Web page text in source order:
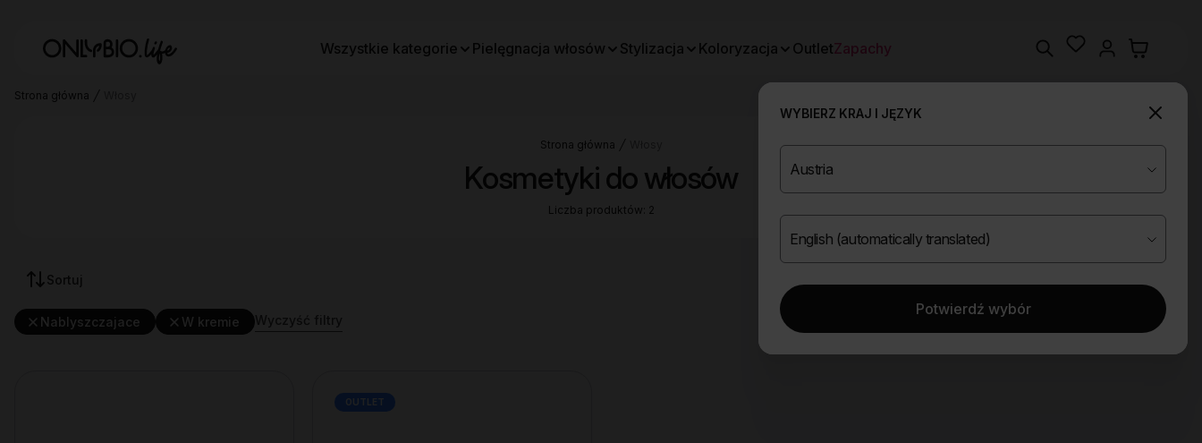
WYBIERZ KRAJ I JĘZYK
Potwierdź wybór
Wszystkie kategorie Pielęgnacja włosów Stylizacja Koloryzacja OutletZapachy SearchWishlist
Strona główna
Strona główna
Kosmetyki do włosów
Liczba produktów: 2
Sortuj
Nablyszczajace W kremie
OUTLET